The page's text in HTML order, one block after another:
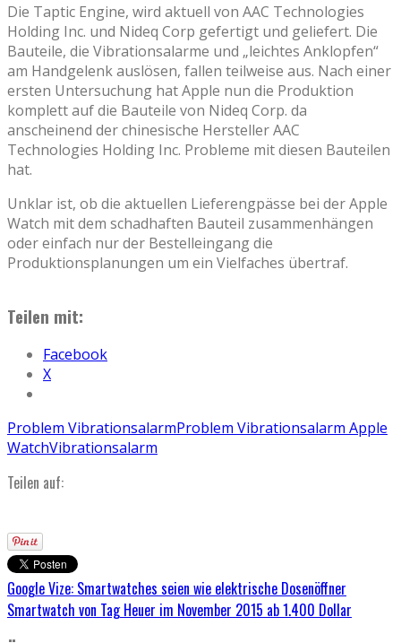
Die Taptic Engine, wird aktuell von AAC Technologies
Holding Inc. und Nideq Corp gefertigt und geliefert. Die
Bauteile, die Vibrationsalarme und „leichtes Anklopfen“
am Handgelenk auslösen, fallen teilweise aus. Nach einer
ersten Untersuchung hat Apple nun die Produktion
komplett auf die Bauteile von Nideq Corp. da
anscheinend der chinesische Hersteller AAC
Technologies Holding Inc. Probleme mit diesen Bauteilen
hat.
Unklar ist, ob die aktuellen Lieferengpässe bei der Apple
Watch mit dem schadhaften Bauteil zusammenhängen
oder einfach nur der Bestelleingang die
Produktionsplanungen um ein Vielfaches übertraf.
Teilen mit:
Facebook
X
Problem VibrationsalarmProblem Vibrationsalarm Apple
WatchVibrationsalarm
Teilen auf:
Google Vize: Smartwatches seien wie elektrische Dosenöffner
Smartwatch von Tag Heuer im November 2015 ab 1.400 Dollar